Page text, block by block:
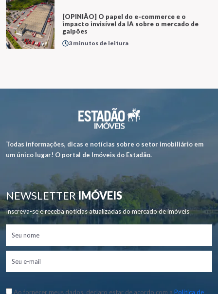
[OPINIÃO] O papel do e-commerce e o
impacto invisível da IA sobre o mercado de
galpões
3 minutos de leitura
Todas informações, dicas e notícias sobre o setor imobiliário em
um único lugar! O portal de Imóveis do Estadão.
NEWSLETTERIMÓVEIS
Inscreva-se e receba notícias atualizadas do mercado de imóveis
Ao fornecer meus dados, declaro estar de acordo com a Política de